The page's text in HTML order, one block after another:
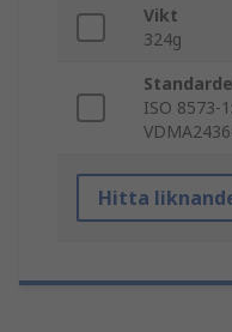
Vikt
324g
ISO 8573-
Hitta